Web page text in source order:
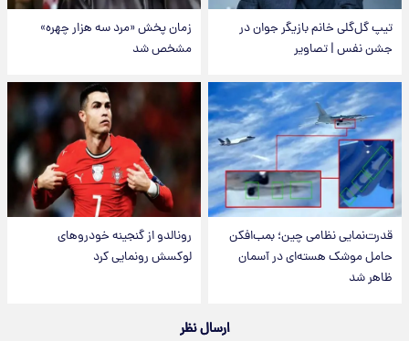
تیپ گل‌گلی خانم بازیگر جوان در
جشن نفس | تصاویر
زمان پخش «مرد سه هزار چهره»
مشخص شد
قدرت‌نمایی نظامی چین؛ بمب‌افکن
حامل موشک هسته‌ای در آسمان
ظاهر شد
رونالدو از گنجینه خودروهای
لوکسش رونمایی کرد
ارسال نظر